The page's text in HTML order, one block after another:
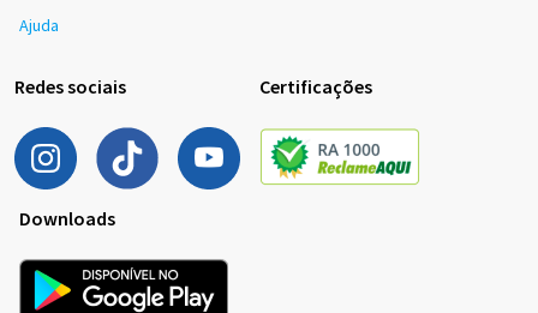
Ajuda
Redes sociais Certificações
Downloads